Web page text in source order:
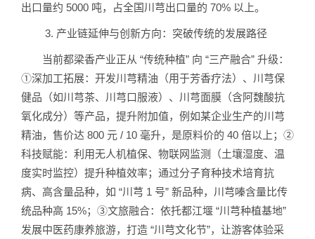
出口量约 5000 吨，占全国川芎出口量的 70% 以上。
3. 产业链延伸与创新方向：突破传统的发展路径
当前都梁香产业正从 “传统种植” 向 “三产融合” 升级：
①深加工拓展：开发川芎精油（用于芳香疗法）、川芎保
健品（如川芎茶、川芎口服液）、川芎面膜（含阿魏酸抗
氧化成分）等产品，提升附加值，例如某企业生产的川芎
精油，售价达 800 元 / 10 毫升，是原料价的 40 倍以上；②
科技赋能：利用无人机植保、物联网监测（土壤湿度、温
度实时监控）提升种植效率；通过分子育种技术培育抗
病、高含量品种，如 “川芎 1 号” 新品种，川芎嗪含量比传
统品种高 15%；③文旅融合：依托都江堰 “川芎种植基地”
发展中医药康养旅游，打造 “川芎文化节”，让游客体验采